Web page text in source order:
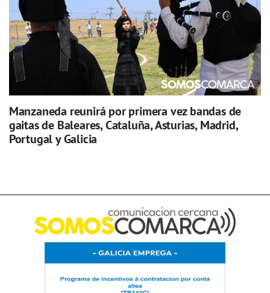
Manzaneda reunirá por primera vez bandas de
gaitas de Baleares, Cataluña, Asturias, Madrid,
Portugal y Galicia